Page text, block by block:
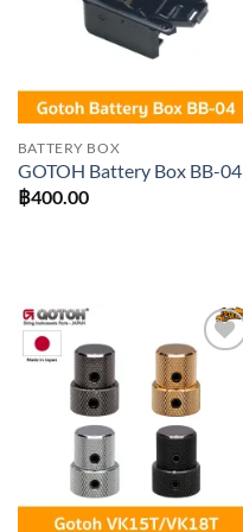
BATTERY BOX
GOTOH Battery Box BB-04
฿400.00
wishlist